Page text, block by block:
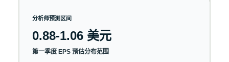
分析师预测区间
0.88-1.06 美元
第一季度 EPS 预估分布范围